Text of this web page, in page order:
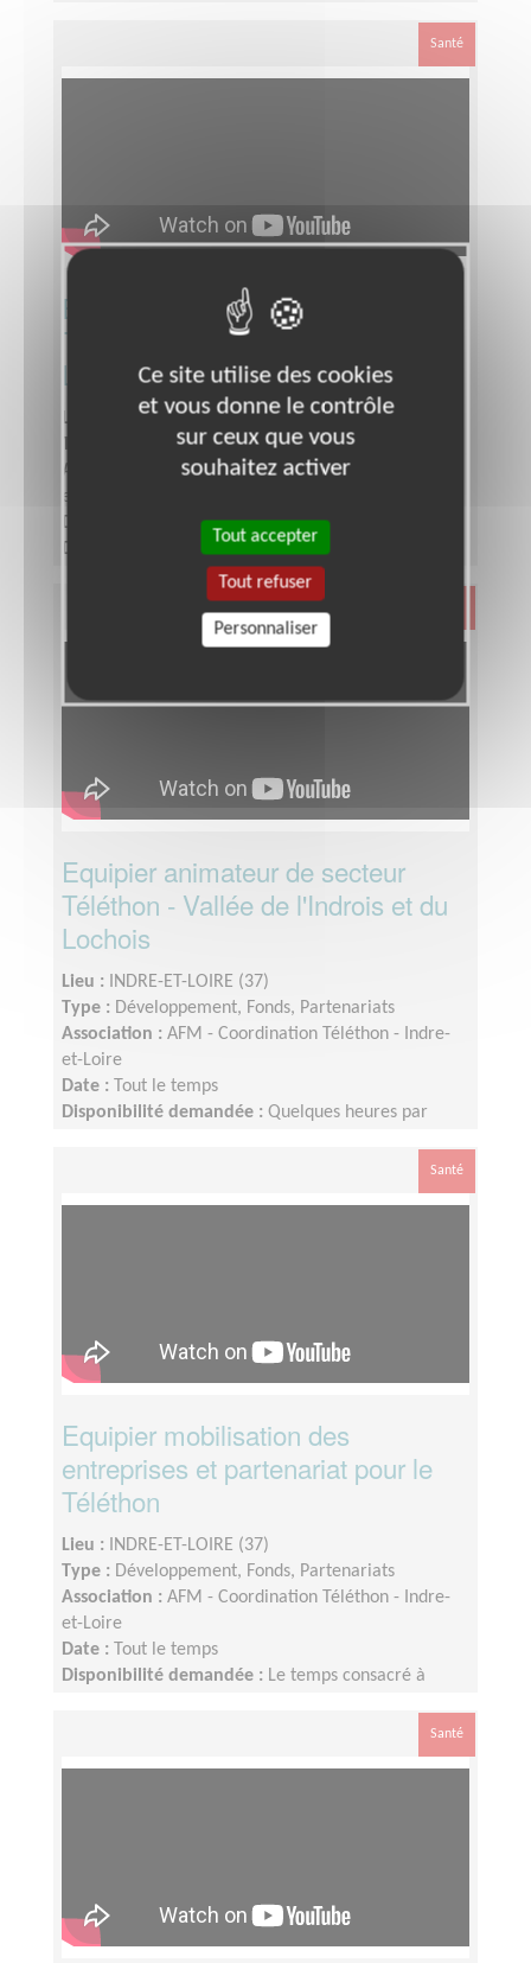
Santé
Equipier animateur de secteur
Téléthon - CC Chinon, Vienne et
Loire
Lieu :
INDRE-ET-LOIRE (37)
Développement, Fonds, Partenariats
Association :
AFM - Coordination Téléthon - Indre-
et-Loire
Date :
Tout le temps
Disponibilité demandée :
Quelques heures par
Equipier animateur de secteur
Téléthon - Vallée de l'Indrois et du
Lochois
Lieu :
INDRE-ET-LOIRE (37)
Type : Développement, Fonds, Partenariats
Association : AFM - Coordination Téléthon - Indre-
et-Loire
Date :
Tout le temps
Disponibilité demandée : Quelques heures par
Santé
Equipier mobilisation des
entreprises et partenariat pour le
Téléthon
Lieu :
INDRE-ET-LOIRE (37)
Type : Développement, Fonds, Partenariats
Association : AFM - Coordination Téléthon - Indre-
et-Loire
Date :
Tout le temps
Disponibilité demandée : Le temps consacré à
sollicitation est plus importante de Septembre àSanté
Ce site utilise des cookies
et vous donne le contrôle
sur ceux que vous
souhaitez activer
Tout accepter
Tout refuser
Personnaliser